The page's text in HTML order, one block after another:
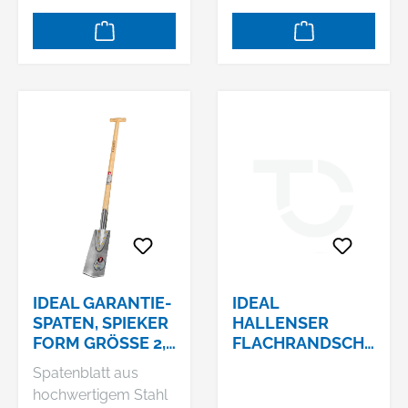
IDEAL GARANTIE-
SPATEN, SPIEKER
FORM GRÖSSE 2, P
OLIERT MIT G
EBOGENEM E
SCHEN-T-STIEL 8
Spatenblatt aus
hochwertigem Stahl
IDEAL
HALLENSER
FLACHRANDSCHA